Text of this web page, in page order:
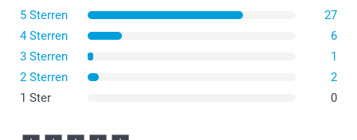
5 Sterren
27
4 Sterren
6
3 Sterren
1
2 Sterren
2
1 Ster
0